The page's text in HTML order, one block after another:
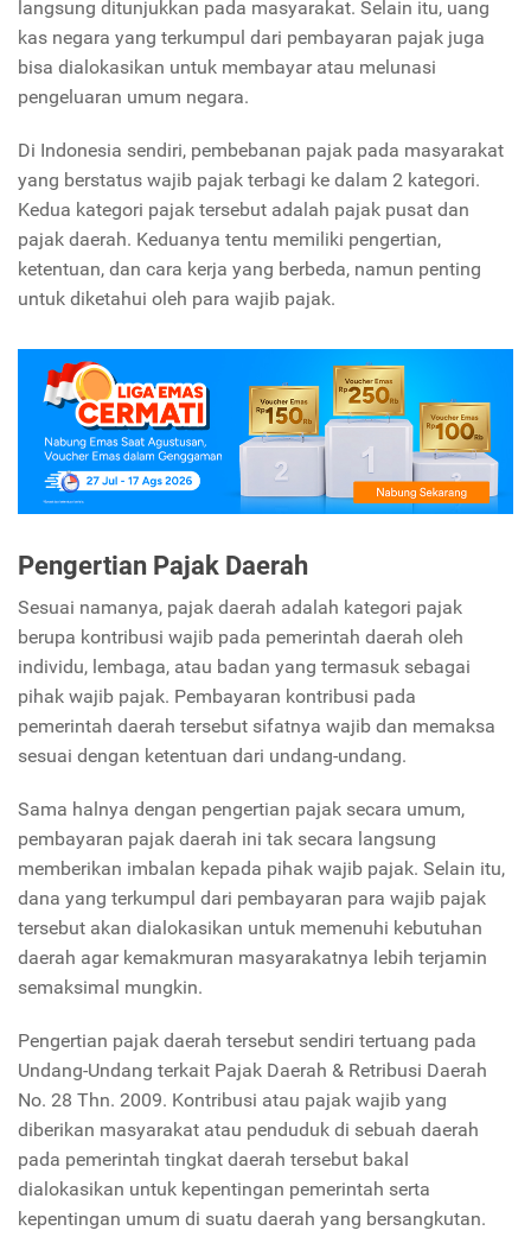
langsung ditunjukkan pada masyarakat. Selain itu, uang
kas negara yang terkumpul dari pembayaran pajak juga
bisa dialokasikan untuk membayar atau melunasi
pengeluaran umum negara.
Di Indonesia sendiri, pembebanan pajak pada masyarakat
yang berstatus wajib pajak terbagi ke dalam 2 kategori.
Kedua kategori pajak tersebut adalah pajak pusat dan
pajak daerah. Keduanya tentu memiliki pengertian,
ketentuan, dan cara kerja yang berbeda, namun penting
untuk diketahui oleh para wajib pajak.
Pengertian Pajak Daerah
Sesuai namanya, pajak daerah adalah kategori pajak
berupa kontribusi wajib pada pemerintah daerah oleh
individu, lembaga, atau badan yang termasuk sebagai
pihak wajib pajak. Pembayaran kontribusi pada
pemerintah daerah tersebut sifatnya wajib dan memaksa
sesuai dengan ketentuan dari undang-undang.
Sama halnya dengan pengertian pajak secara umum,
pembayaran pajak daerah ini tak secara langsung
memberikan imbalan kepada pihak wajib pajak. Selain itu,
dana yang terkumpul dari pembayaran para wajib pajak
tersebut akan dialokasikan untuk memenuhi kebutuhan
daerah agar kemakmuran masyarakatnya lebih terjamin
semaksimal mungkin.
Pengertian pajak daerah tersebut sendiri tertuang pada
Undang-Undang terkait Pajak Daerah & Retribusi Daerah
No. 28 Thn. 2009. Kontribusi atau pajak wajib yang
diberikan masyarakat atau penduduk di sebuah daerah
pada pemerintah tingkat daerah tersebut bakal
dialokasikan untuk kepentingan pemerintah serta
kepentingan umum di suatu daerah yang bersangkutan.